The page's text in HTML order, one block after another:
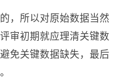
，所以对原始数据当然
审初期就应理清关键数
免关键数据缺失，最后